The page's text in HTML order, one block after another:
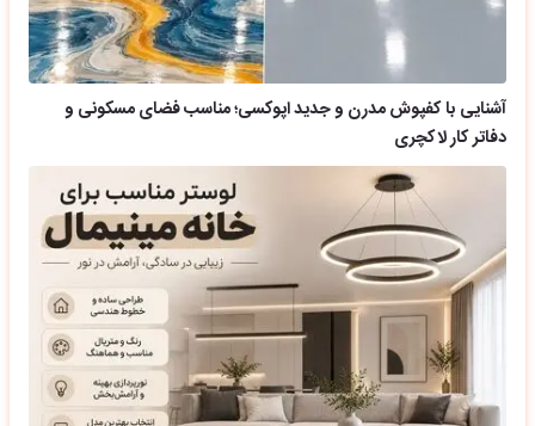
آشنایی با کفپوش مدرن و جدید اپوکسی؛ مناسب فضای مسکونی و
دفاتر کار لاکچری